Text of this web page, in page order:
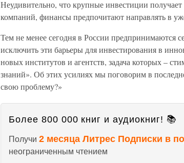
Неудивительно, что крупные инвестиции
компаний, финансы предпочитают направлять в
Тем не менее сегодня в России предпринимаются
исключить эти барьеры для инвестирования в
новых институтов и агентств, задача которых –
знаний». Об этих усилиях мы поговорим в
свою проблему?»
Более 800 000 книг и аудиокниг! 📚
Получи 2 месяца Литрес Подписки в
неограниченным чтением